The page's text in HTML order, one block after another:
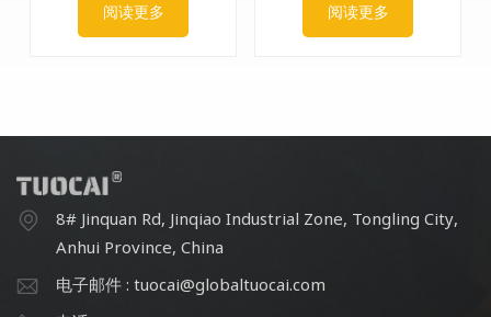
阅读更多 阅读更多
8# Jinquan Rd, Jinqiao Industrial Zone, Tongling City,
Anhui Province, China
电子邮件 : tuocai@globaltuocai.com